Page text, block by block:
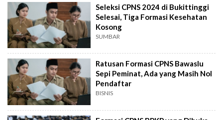
Seleksi CPNS 2024 di Bukittinggi
Selesai, Tiga Formasi Kesehatan
Kosong
SUMBAR
Ratusan Formasi CPNS Bawaslu
Sepi Peminat, Ada yang Masih Nol
Pendaftar
BISNIS